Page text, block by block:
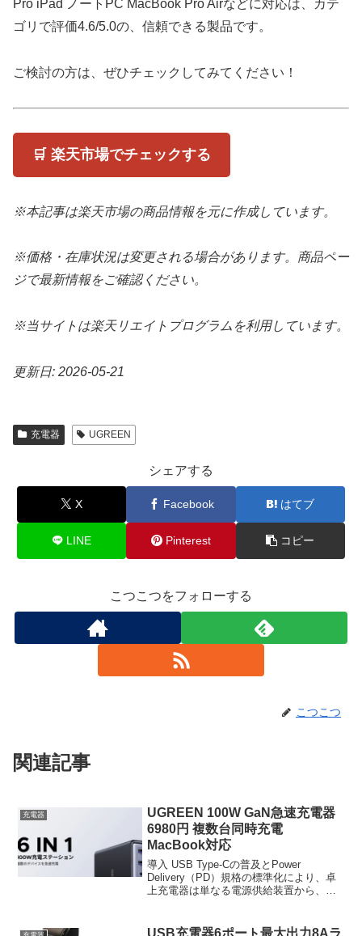
Pro iPad ノートPC MacBook Pro Airなどに対応は、カテ
ゴリで評価4.6/5.0の、信頼できる製品です。
ご検討の方は、ぜひチェックしてみてください！
🛒 楽天市場でチェックする
※本記事は楽天市場の商品情報を元に作成しています。
※価格・在庫状況は変更される場合があります。商品ペー
ジで最新情報をご確認ください。
※当サイトは楽天リエイトプログラムを利用しています。
更新日: 2026-05-21
充電器 UGREEN
シェアする
X Facebook はてブ
LINE Pinterest コピー
こつこつをフォローする
こつこつ
関連記事
充電器
UGREEN 100W GaN急速充電器
6980円 複数台同時充電
MacBook対応
導入 USB Type-Cの普及とPower
Delivery（PD）規格の標準化により、卓
上充電器は単なる電源供給装置から、マ
（GaN）半導体の採用は、スイッチング
USB充電器6ポート最大出力8Aラ